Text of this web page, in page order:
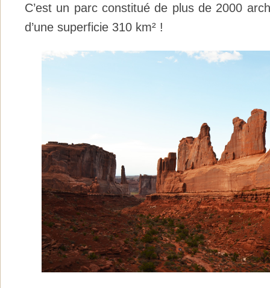
C’est un parc constitué de plus de 2000
d’une superficie 310 km² !